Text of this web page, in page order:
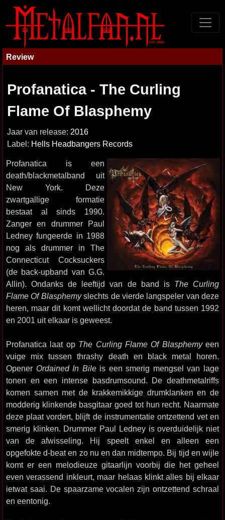
Review
Profanatica - The Curling
Flame Of Blasphemy
Jaar van release: 2016
Label: Hells Headbangers Records
Profanatica is een
death/blackmetalband uit
New York. Deze
zwartgallige formatie
bestaat al sinds 1990.
Zanger en drummer Paul
Ledney fungeerde in 1988
nog als drummer in The
Connecticut Cocksuckers
(de back-upband van G.G.
Allin). Ondanks de leeftijd van de band is The Curling
Flame Of Blasphemyslechts de vierde langspeler van deze
heren, maar dit komt wellicht doordat de band tussen 1992
en 2001 uit elkaar is geweest.
Profanatica laat op The Curling Flame Of Blasphemyeen
vuige mix tussen thrashy death en black metal horen.
Opener Ordained In Bileis een smerig mengsel van lage
tonen en een intense basdrumsound. De deathmetalriffs
komen samen met de krakkemikkige drumklanken en de
modderig klinkende basgitaar goed tot hun recht. Naarmate
deze plaat vordert, blijft de instrumentatie ontzettend vet en
smerig klinken. Drummer Paul Ledney is overduidelijk niet
van de afwisseling. Hij speelt enkel en alleen een
opgefokte d-beat en zo nu en dan midtempo. Bij tijd en wijle
komt er een melodieuze gitaarlijn voorbij die het geheel
even verassend inkleurt, maar helaas klinkt alles bij elkaar
ietwat saai. De spaarzame vocalen zijn ontzettend schraal
en eentonig.